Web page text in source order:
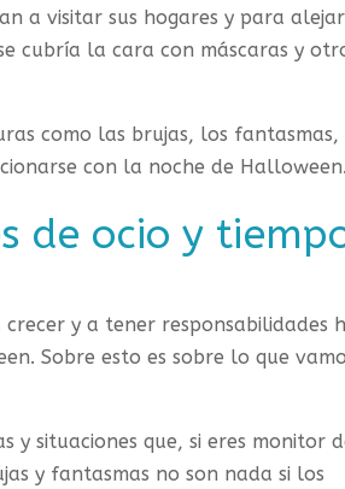
a visitar sus hogares y para
cubría la cara con máscaras y
como las brujas, los fantasmas,
con la noche de
de ocio y
y a tener responsabilidades
Sobre esto es sobre lo que
y situaciones que, si eres monitor
y fantasmas no son nada si los